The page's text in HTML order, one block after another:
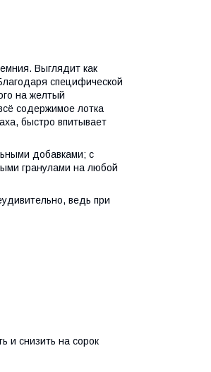
Выглядит как
специфической
на желтый
содержимое лотка
быстро впитывает
добавками; с
гранулами на любой
ведь при
и снизить на сорок